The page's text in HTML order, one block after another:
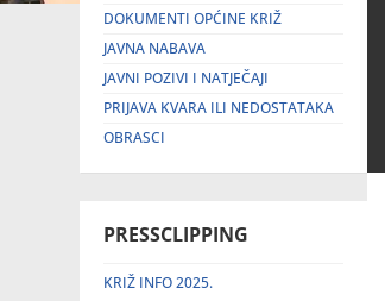
DOKUMENTI OPĆINE KRIŽ
JAVNA NABAVA
JAVNI POZIVI I NATJEČAJI
PRIJAVA KVARA ILI NEDOSTATAKA
OBRASCI
PRESSCLIPPING
KRIŽ INFO 2025.